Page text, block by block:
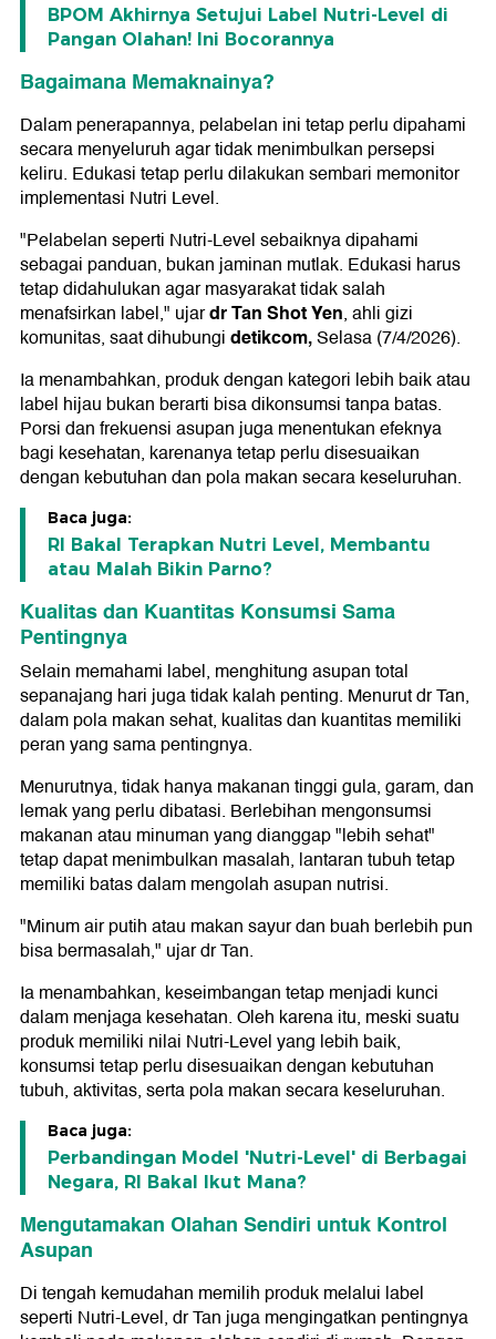
BPOM Akhirnya Setujui Label Nutri-Level di
Pangan Olahan! Ini Bocorannya
Bagaimana Memaknainya?
Dalam penerapannya, pelabelan ini tetap perlu dipahami
secara menyeluruh agar tidak menimbulkan persepsi
keliru. Edukasi tetap perlu dilakukan sembari memonitor
implementasi Nutri Level.
"Pelabelan seperti Nutri-Level sebaiknya dipahami
sebagai panduan, bukan jaminan mutlak. Edukasi harus
tetap didahulukan agar masyarakat tidak salah
menafsirkan label," ujardr Tan Shot Yen, ahli gizi
komunitas, saat dihubungidetikcom,Selasa (7/4/2026).
Ia menambahkan, produk dengan kategori lebih baik atau
label hijau bukan berarti bisa dikonsumsi tanpa batas.
Porsi dan frekuensi asupan juga menentukan efeknya
bagi kesehatan, karenanya tetap perlu disesuaikan
dengan kebutuhan dan pola makan secara keseluruhan.
Baca juga:
RI Bakal Terapkan Nutri Level, Membantu
atau Malah Bikin Parno?
Kualitas dan Kuantitas Konsumsi Sama
Pentingnya
Selain memahami label, menghitung asupan total
sepanajang hari juga tidak kalah penting. Menurut dr Tan,
dalam pola makan sehat, kualitas dan kuantitas memiliki
peran yang sama pentingnya.
Menurutnya, tidak hanya makanan tinggi gula, garam, dan
lemak yang perlu dibatasi. Berlebihan mengonsumsi
makanan atau minuman yang dianggap "lebih sehat"
tetap dapat menimbulkan masalah, lantaran tubuh tetap
memiliki batas dalam mengolah asupan nutrisi.
"Minum air putih atau makan sayur dan buah berlebih pun
bisa bermasalah," ujar dr Tan.
Ia menambahkan, keseimbangan tetap menjadi kunci
dalam menjaga kesehatan. Oleh karena itu, meski suatu
produk memiliki nilai Nutri-Level yang lebih baik,
konsumsi tetap perlu disesuaikan dengan kebutuhan
tubuh, aktivitas, serta pola makan secara keseluruhan.
Baca juga:
Perbandingan Model 'Nutri-Level' di Berbagai
Negara, RI Bakal Ikut Mana?
Mengutamakan Olahan Sendiri untuk Kontrol
Asupan
Di tengah kemudahan memilih produk melalui label
seperti Nutri-Level, dr Tan juga mengingatkan pentingnya